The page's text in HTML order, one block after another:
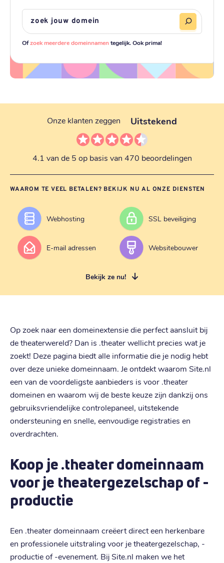
Ofzoek meerdere domeinnamentegelijk. Ook prima!
Onze klanten zeggen Uitstekend
4.1 van de 5 op basis van 470 beoordelingen
WAAROM TE VEEL BETALEN? BEKIJK NU AL ONZE DIENSTEN
Webhosting SSL beveiliging
E-mail adressen Websitebouwer
Bekijk ze nu!
Op zoek naar een domeinextensie die perfect aansluit bij
de theaterwereld? Dan is .theater wellicht precies wat je
zoekt! Deze pagina biedt alle informatie die je nodig hebt
over deze unieke domeinnaam. Je ontdekt waarom Site.nl
een van de voordeligste aanbieders is voor .theater
domeinen en waarom wij de beste keuze zijn dankzij ons
gebruiksvriendelijke controlepaneel, uitstekende
ondersteuning en snelle, eenvoudige registraties en
overdrachten.
Koop je .theater domeinnaam
voor je theatergezelschap of -
productie
Een .theater domeinnaam creëert direct een herkenbare
en professionele uitstraling voor je theatergezelschap, -
productie of -evenement. Bij Site.nl maken we het